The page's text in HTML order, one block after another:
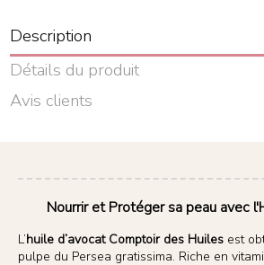
Description
Détails du produit
Avis clients
Nourrir et Protéger sa peau avec
L’huile d’avocat Comptoir des Huiles est
pulpe du Persea gratissima. Riche en